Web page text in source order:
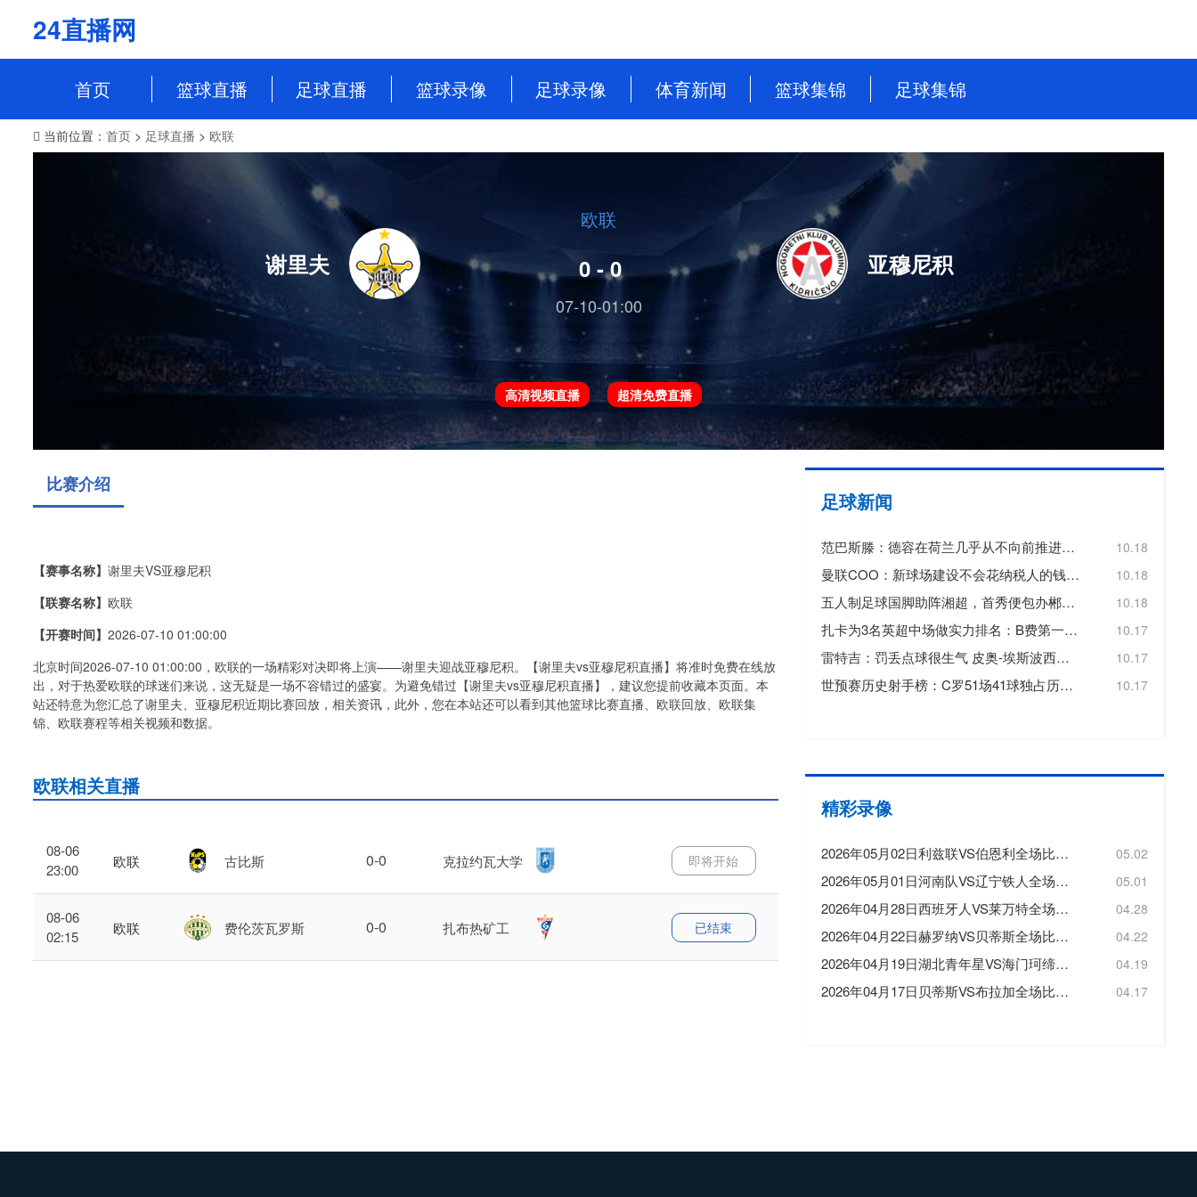
24直播网
首页 篮球直播
NBA
NBL
足球直播
意甲
西甲
篮球录像
WCBA
NBL
足球录像
西甲
德甲
中超
欧洲杯
欧冠
欧协联
体育新闻 篮球集锦
WNBA
NBL
WCBA
足球集锦
德甲
西甲
世界杯
欧冠
欧协联
中超
当前位置： 首页 > 足球直播 > 欧联
谢里夫
欧联
0 - 0
07-10-01:00
亚穆尼积
高清视频直播 超清免费直播
比赛介绍
【赛事名称】 谢里夫VS亚穆尼积
【联赛名称】 欧联
【开赛时间】 2026-07-10 01:00:00
北京时间2026-07-10 01:00:00，欧联的一场精彩对决即将上演——谢里夫迎战亚穆尼积。【谢里夫vs亚穆尼积直播】将准时免费在线放
出，对于热爱欧联的球迷们来说，这无疑是一场不容错过的盛宴。为避免错过【谢里夫vs亚穆尼积直播】，建议您提前收藏本页面。本
站还特意为您汇总了谢里夫、亚穆尼积近期比赛回放，相关资讯，此外，您在本站还可以看到其他篮球比赛直播、欧联回放、欧联集
锦、欧联赛程等相关视频和数据。
欧联相关直播
08-06
23:00
欧联 古比斯 0-0 克拉约瓦大学 即将开始
08-06
02:15
欧联 费伦茨瓦罗斯 0-0 扎布热矿工 已结束
足球新闻
范巴斯滕：德容在荷兰几乎从不向前推进或转移球，这令人失望 10.18
曼联COO：新球场建设不会花纳税人的钱，曼联自行承担20亿镑费用 10.18
五人制足球国脚助阵湘超，首秀便包办郴州队三个进球 10.18
扎卡为3名英超中场做实力排名：B费第一，维尔茨第二，帕尔默第三 10.17
雷特吉：罚丢点球很生气 皮奥-埃斯波西托踢得非常好 10.17
世预赛历史射手榜：C罗51场41球独占历史射手王，梅西72场36球第3 10.17
精彩录像
2026年05月02日利兹联VS伯恩利全场比赛录像回放 05.02
2026年05月01日河南队VS辽宁铁人全场比赛录像回放 05.01
2026年04月28日西班牙人VS莱万特全场比赛录像回放 04.28
2026年04月22日赫罗纳VS贝蒂斯全场比赛录像回放 04.22
2026年04月19日湖北青年星VS海门珂缔缘全场比赛录像回放 04.19
2026年04月17日贝蒂斯VS布拉加全场比赛录像回放 04.17